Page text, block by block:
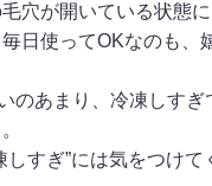
穴が開いている状態
日使ってOKなのも、
のあまり、冷凍しすぎ
しすぎ”には気をつけて